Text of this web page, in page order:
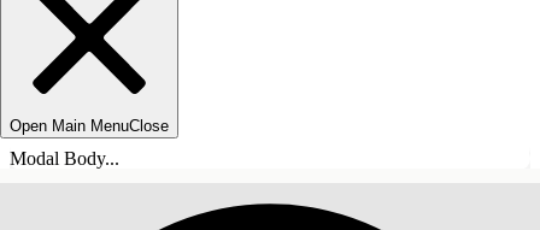
Open Main MenuClose
Modal Body...